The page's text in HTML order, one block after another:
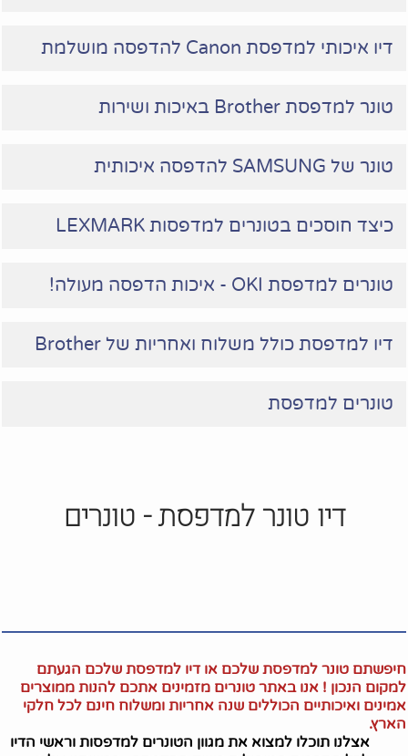
דיו איכותי למדפסת Canon להדפסה מושלמת
טונר למדפסת Brother באיכות ושירות
טונר של SAMSUNG להדפסה איכותית
כיצד חוסכים בטונרים למדפסות LEXMARK
טונרים למדפסת OKI - איכות הדפסה מעולה!
דיו למדפסת כולל משלוח ואחריות של Brother
טונרים למדפסת
דיו טונר למדפסת - טונרים
חיפשתם טונר למדפסת שלכם או דיו למדפסת שלכם הגעתם
למקום הנכון ! אנו באתר טונרים מזמינים אתכם להנות ממוצרים
אמינים ואיכותיים הכוללים שנה אחריות ומשלוח חינם לכל חלקי
הארץ.
אצלנו תוכלו למצוא את מגוון הטונרים למדפסות וראשי הדיו